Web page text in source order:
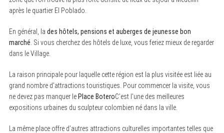
après le quartier El Poblado.
En général, la des hôtels, pensions et auberges de jeunesse bon
marché . Si vous cherchez des hôtels de luxe, vous feriez mieux de regarder
dans le Village.
La raison principale pour laquelle cette région est la plus visitée est liée au
grand nombre d’attractions touristiques. Pour commencer la visite, vous
ne devez pas manquer le Place BoteroC’est l’une des meilleures
expositions urbaines du sculpteur colombien né dans la ville.
La même place offre d’autres attractions culturelles importantes telles que